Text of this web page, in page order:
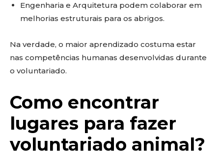
Engenharia e Arquitetura podem colaborar em
melhorias estruturais para os abrigos.
Na verdade, o maior aprendizado costuma estar
nas competências humanas desenvolvidas durante
o voluntariado.
Como encontrar
lugares para fazer
voluntariado animal?